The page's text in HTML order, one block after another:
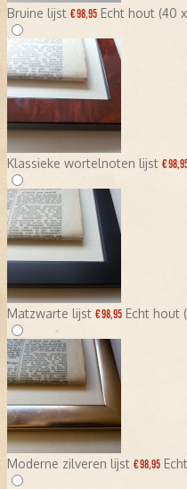
Bruine lijst € 98,95 Echt hout (40
Klassieke wortelnoten lijst €
Matzwarte lijst € 98,95 Echt hout
Moderne zilveren lijst € 98,95